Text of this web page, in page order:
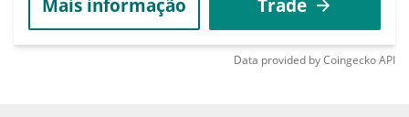
Mais informação Trade
Data provided byCoingeckoAPI